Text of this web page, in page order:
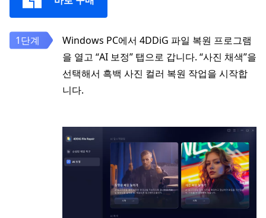
Windows PC에서 4DDiG 파일 복원 프로그램
을 열고 “AI 보정” 탭으로 갑니다. “사진 채색”을
선택해서 흑백 사진 컬러 복원 작업을 시작합
니다.